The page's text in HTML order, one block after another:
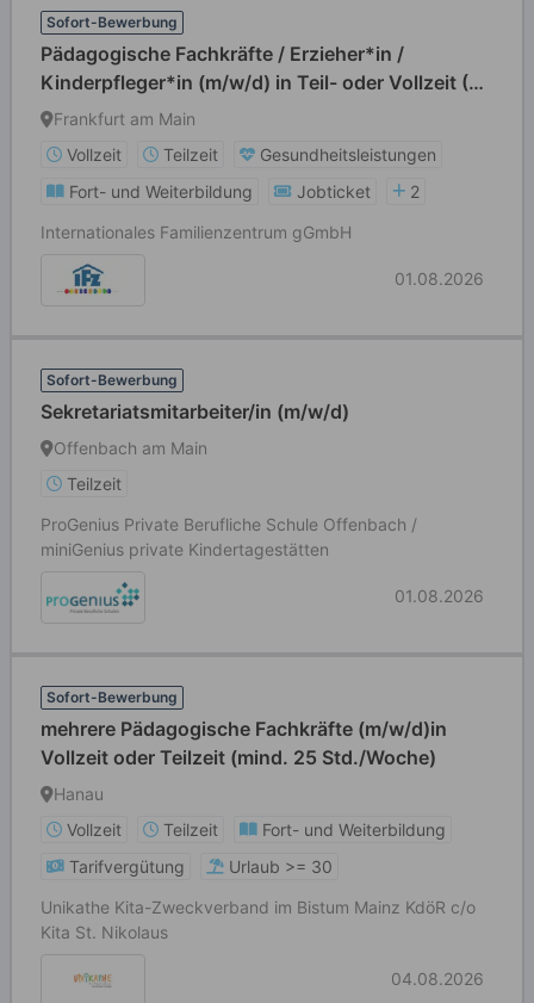
Sofort-Bewerbung
Pädagogische Fachkräfte / Erzieher*in /
Kinderpfleger*in (m/w/d) in Teil- oder Vollzeit (39
Std./Wo)
Frankfurt am Main
Vollzeit
Teilzeit
Gesundheitsleistungen
Fort- und Weiterbildung
Jobticket
2
Internationales Familienzentrum gGmbH
01.08.2026
Sofort-Bewerbung
Sekretariatsmitarbeiter/in (m/w/d)
Offenbach am Main
Teilzeit
ProGenius Private Berufliche Schule Offenbach /
miniGenius private Kindertagestätten
01.08.2026
Sofort-Bewerbung
mehrere Pädagogische Fachkräfte (m/w/d)in
Vollzeit oder Teilzeit (mind. 25 Std./Woche)
Hanau
Vollzeit
Teilzeit
Fort- und Weiterbildung
Tarifvergütung
Urlaub >= 30
Unikathe Kita-Zweckverband im Bistum Mainz KdöR c/o
Kita St. Nikolaus
04.08.2026